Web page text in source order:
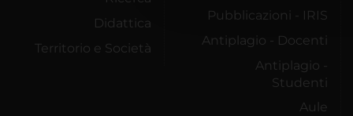
Didattica
Territorio e Società
Pubblicazioni - IRIS
Antiplagio - Docenti
Antiplagio -
Studenti
Aule